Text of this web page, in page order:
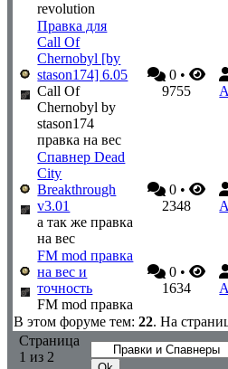
revolution
Правка для
Call Of
Chernobyl [by
stason174] 6.05
Call Of
Chernobyl by
stason174
правка на вес
0 •
9755
Спавнер Dead
City
Breakthrough
v3.01
а так же правка
на вес
0 •
2348
FM mod правка
на вес и
точность
FM mod правка
0 •
1634
В этом форуме тем:22. На
Страница
1 из 2